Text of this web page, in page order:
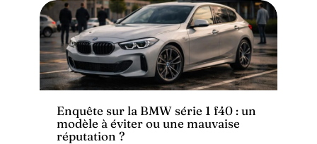
Voiture
Enquête sur la BMW série 1 f40 : un
modèle à éviter ou une mauvaise
réputation ?